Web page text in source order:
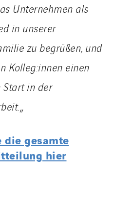
Unternehmen als
in unserer
zu begrüßen, und
Kolleg:innen einen
in der
„
die gesamte
hier